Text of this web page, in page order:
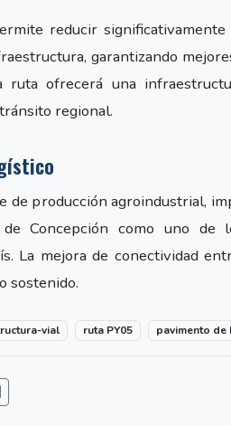
reducir
garantizando
ruta ofrecerá una
regional.
producción agroindustrial,
Concepción como uno de
La mejora de conectividad
sostenido.
vial ruta PY05 pavimento de